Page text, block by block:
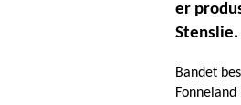
er
Stenslie.
Bandet